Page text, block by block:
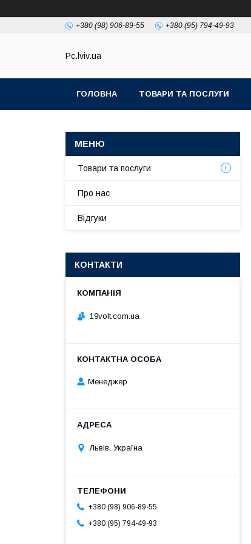
+380 (98) 906-89-55 +380 (95) 794-49-93
Pc.lviv.ua
ГОЛОВНА ТОВАРИ ТА ПОСЛУГИ
Товари та послуги
Про нас
Відгуки
КОНТАКТИ
19volt.com.ua
Менеджер
Львів, Україна
+380 (98) 906-89-55
+380 (95) 794-49-93